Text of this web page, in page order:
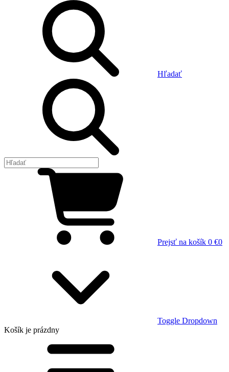
Hľadať
Prejsť na košík 0 €0
Toggle Dropdown
Košík je prázdny